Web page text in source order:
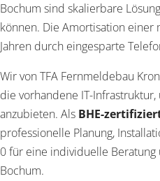
Bochum sind skalierbare
können. Die Amortisation einer
Jahren durch eingesparte
Wir von TFA Fernmeldebau
die vorhandene IT-
anzubieten. Als BHE-
professionelle Planung,
0 für eine individuelle
Bochum.